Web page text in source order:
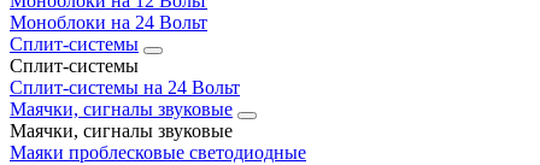
Моноблоки на 24 Вольт
Сплит-системы
Сплит-системы
Сплит‑системы на 24 Вольт
Маячки, сигналы звуковые
Маячки, сигналы звуковые
Маяки проблесковые светодиодные